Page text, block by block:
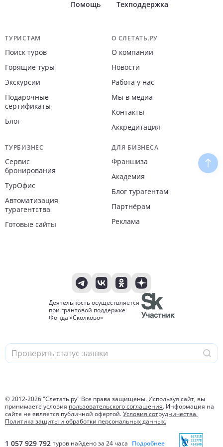
Помощь
Техподдержка
Навигация по сайту
ТУРИСТАМ
Поиск туров
Горящие туры
Экскурсии
Подарочные
сертификаты
Блог
О СЛЕТАТЬ.РУ
О компании
Новости
Работа у нас
Мы в медиа
Контакты
Аккредитация
ТУРБИЗНЕС
Сервис
бронирования
ТурОфис
Автоматизация
турагентства
Готовые сайты
ДЛЯ БИЗНЕСА
Франшиза
Академия
Блог турагентам
Партнёрам
Реклама
Деятельность осуществляется
при грантовой поддержке
Фонда «Сколково»
© 2012-2026"Слетать.ру" Все права защищены. Используя сайт, вы
принимаете условия пользовательского соглашения. Информация на
сайте не является публичной офертой.Условия сотрудничества.
Политика защиты и обработки персональных данных.
1 057 929 792 туров найдено за 24 часа Подробнее